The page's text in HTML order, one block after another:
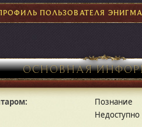
ПОЛЬЗОВАТЕЛЯ ЭНИГМА
ОСНОВНАЯ
Познание
Недоступно